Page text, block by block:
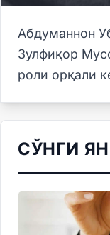
Абдуманнон
Зулфиқор
роли орқали
кўнгил» ва
ҳамда миллий
образларни
СЎНГИ